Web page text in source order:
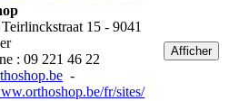
15 - 9041
: 09 221 46 22
-
fr/sites/
Afficher